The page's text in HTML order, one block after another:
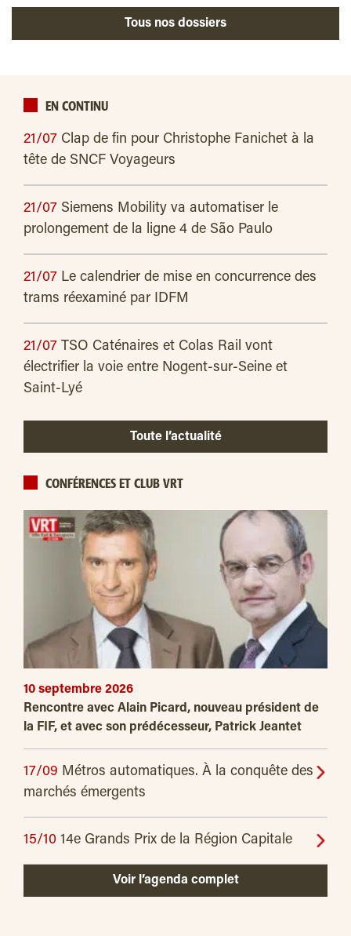
Tous nos dossiers
EN CONTINU
21/07 Clap de fin pour Christophe Fanichet à la
tête de SNCF Voyageurs
21/07 Siemens Mobility va automatiser le
prolongement de la ligne 4 de São Paulo
21/07 Le calendrier de mise en concurrence des
trams réexaminé par IDFM
21/07 TSO Caténaires et Colas Rail vont
électrifier la voie entre Nogent-sur-Seine et
Saint-Lyé
Toute l’actualité
CONFÉRENCES ET CLUB VRT
10 septembre 2026
Rencontre avec Alain Picard, nouveau président de
la FIF, et avec son prédécesseur, Patrick Jeantet
17/09 Métros automatiques. À la conquête des
marchés émergents
15/10 14e Grands Prix de la Région Capitale
Voir l’agenda complet